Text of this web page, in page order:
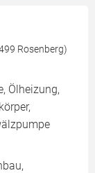
Rosenberg)
Ölheizung,